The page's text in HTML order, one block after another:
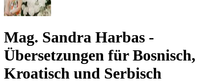
Mag. Sandra Harbas -
Übersetzungen für Bosnisch,
Kroatisch und Serbisch